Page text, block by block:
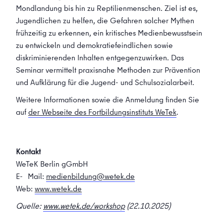
Mondlandung bis hin zu Reptilienmenschen. Ziel ist es,
Jugendlichen zu helfen, die Gefahren solcher Mythen
frühzeitig zu erkennen, ein kritisches Medienbewusstsein
zu entwickeln und demokratiefeindlichen sowie
diskriminierenden Inhalten entgegenzuwirken. Das
Seminar vermittelt praxisnahe Methoden zur Prävention
und Aufklärung für die Jugend- und Schulsozialarbeit.
Weitere Informationen sowie die Anmeldung finden Sie
aufder Webseite des Fortbildungsinstituts WeTek.
Kontakt
WeTeK Berlin gGmbH
E- Mail: medienbildung@wetek.de
Web: www.wetek.de
Quelle: www.wetek.de/workshop(22.10.2025)